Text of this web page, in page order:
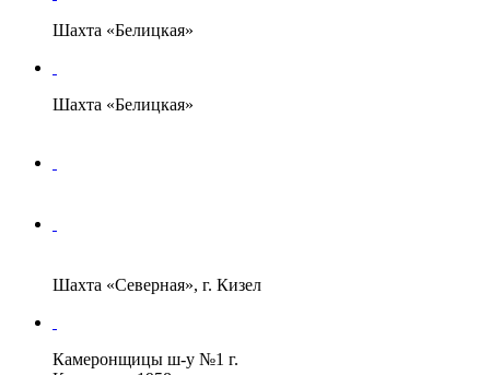
Шахта «Белицкая»
Шахта «Белицкая»
Шахта «Северная», г. Кизел
Камеронщицы ш-у №1 г.